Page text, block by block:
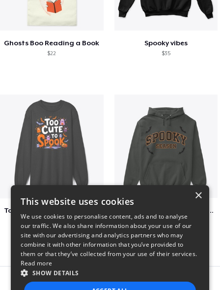
Ghosts Boo Reading a Book
$22
Spooky vibes
$35
$37
Varsity Halloween Spooky Season Letter
$29
Report this product
×
This website uses cookies
We use cookies to personalise content, ads and to analyse
our traffic. We also share information about your use of our
site with our advertising and analytics partners who may
combine it with other information that you’ve provided to
them or that they’ve collected from your use of their services.
Read more
SHOW DETAILS